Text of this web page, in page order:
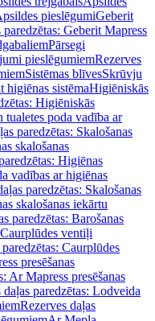
pieslēgumiGeberit
paredzētas: Geberit Mapress
Pārsegi
pieslēgumiemRezerves
Sistēmas blīvesSkrūvju
higiēnas sistēmaHigiēniskās
Higiēniskās
tualetes poda vadība ar
paredzētas: Skalošanas
skalošanas
Higiēnas
vadības ar higiēnas
paredzētas: Skalošanas
skalošanas iekārtu
paredzētas: Barošanas
Caurplūdes ventiļi
Caurplūdes
presēšanas
Ar Mapress presēšanas
daļas paredzētas: Lodveida
Rezerves daļas